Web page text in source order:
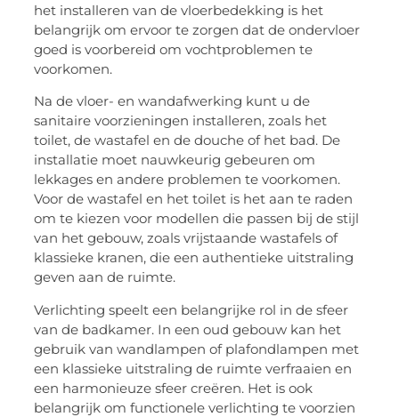
het installeren van de vloerbedekking is het
belangrijk om ervoor te zorgen dat de ondervloer
goed is voorbereid om vochtproblemen te
voorkomen.
Na de vloer- en wandafwerking kunt u de
sanitaire voorzieningen installeren, zoals het
toilet, de wastafel en de douche of het bad. De
installatie moet nauwkeurig gebeuren om
lekkages en andere problemen te voorkomen.
Voor de wastafel en het toilet is het aan te raden
om te kiezen voor modellen die passen bij de stijl
van het gebouw, zoals vrijstaande wastafels of
klassieke kranen, die een authentieke uitstraling
geven aan de ruimte.
Verlichting speelt een belangrijke rol in de sfeer
van de badkamer. In een oud gebouw kan het
gebruik van wandlampen of plafondlampen met
een klassieke uitstraling de ruimte verfraaien en
een harmonieuze sfeer creëren. Het is ook
belangrijk om functionele verlichting te voorzien